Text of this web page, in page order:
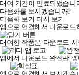
대여 기간이 만료되었습니
다음화를 보시겠습니까?
다음화 보기 다시 보기
앱으로 연결해서 다운로드
대여한 작품은 다운로드
앱에서 다운로드 완전판
앱으로 연결해서 보시겠습